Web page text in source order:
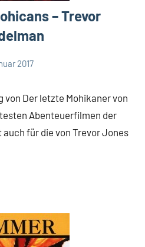
– Trevor
2017
von Der letzte Mohikaner von
Abenteuerfilmen der
für die von Trevor Jones